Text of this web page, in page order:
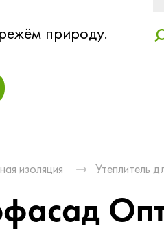
природу.
изоляция Утеплитель